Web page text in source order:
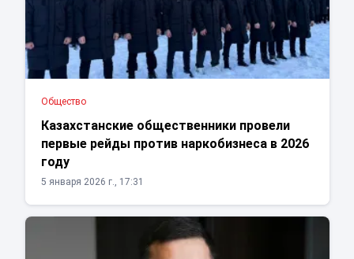
Общество
Казахстанские общественники провели
первые рейды против наркобизнеса в 2026
году
5 января 2026 г., 17:31